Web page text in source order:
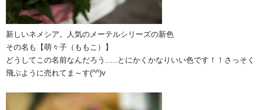
新しいネメシア。人気のメーテルシリーズの新色
その名も【萌々子（ももこ）】
どうしてこの名前なんだろう…..とにかくかなりいい色です！！さっそく
飛ぶように売れてま～す(^^)v